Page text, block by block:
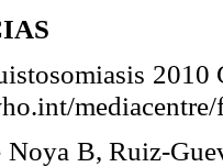
B, Ruiz-